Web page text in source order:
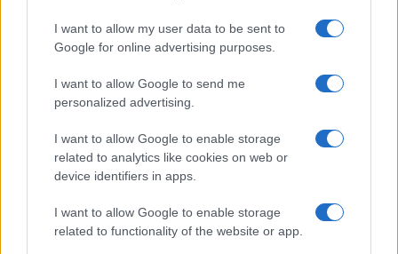
I want to allow my user data to be sent to
Google for online advertising purposes.
I want to allow Google to send me
personalized advertising.
I want to allow Google to enable storage
related to analytics like cookies on web or
device identifiers in apps.
I want to allow Google to enable storage
related to functionality of the website or app.
Η ΣΤΗΛΗ ΜΑΣ